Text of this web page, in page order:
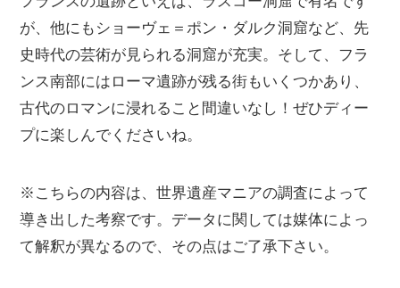
が、他にもショーヴェ＝ポン・ダルク洞窟など、先
史時代の芸術が見られる洞窟が充実。そして、フラ
ンス南部にはローマ遺跡が残る街もいくつかあり、
古代のロマンに浸れること間違いなし！ぜひディー
プに楽しんでくださいね。
※こちらの内容は、世界遺産マニアの調査によって
導き出した考察です。データに関しては媒体によっ
て解釈が異なるので、その点はご了承下さい。